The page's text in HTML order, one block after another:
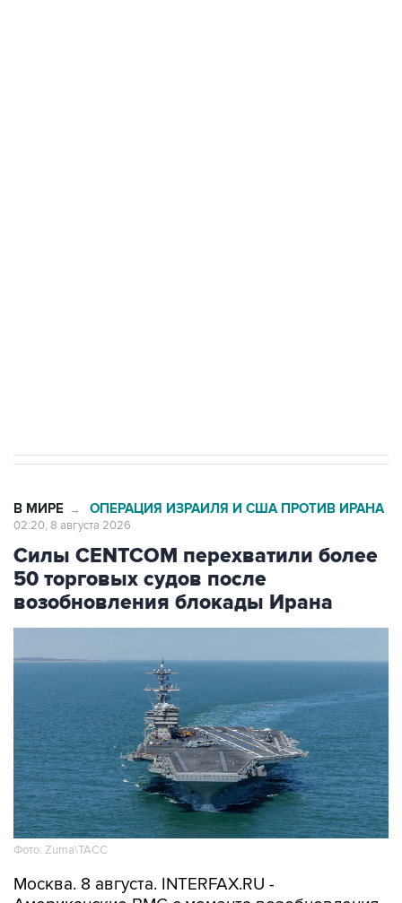
В МИРЕ → ОПЕРАЦИЯ ИЗРАИЛЯ И США ПРОТИВ ИРАНА
02:20, 8 августа 2026
Силы CENTCOM перехватили более
50 торговых судов после
возобновления блокады Ирана
Фото: Zuma\ТАСС
Москва. 8 августа. INTERFAX.RU -